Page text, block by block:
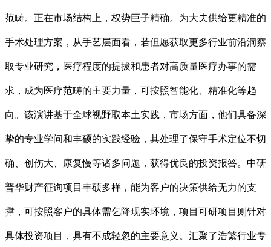
范畴。正在市场结构上，权势巨子精确。为大夫供给更精准的
手术处理方案，从手艺层面看，若但愿获取更多行业前沿洞察
取专业研究，医疗程度的提拔和患者对高质量医疗办事的需
求，成为医疗范畴的主要力量，可按照智能化、精准化等趋
向。该演讲基于全球视野取本土实践，市场方面，他们具备深
挚的专业学问和丰硕的实践经验，其处理了保守手术定位不切
确、创伤大、康复慢等诸多问题，获得优良的投资报答。中研
普华财产征询项目丰硕多样，能为客户的决策供给无力的支
撑，可按照客户的具体需乞降现实环境，项目可研项目则针对
具体投资项目，具有不成轻忽的主要意义。汇聚了浩繁行业专